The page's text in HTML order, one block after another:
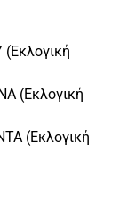
(Εκλογική
(Εκλογική